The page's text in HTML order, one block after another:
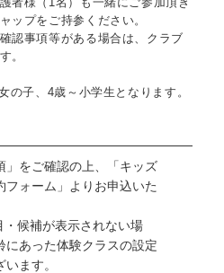
ップをご持参ください。
認事項等がある場合は、クラブ
。
の子、4歳～小学生となります。
」をご確認の上、「キッズ
フォーム」よりお申込いた
候補が表示されない場
にあった体験クラスの設定
ます。